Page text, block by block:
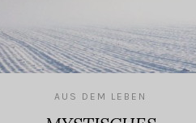
AUS DEM LEBEN